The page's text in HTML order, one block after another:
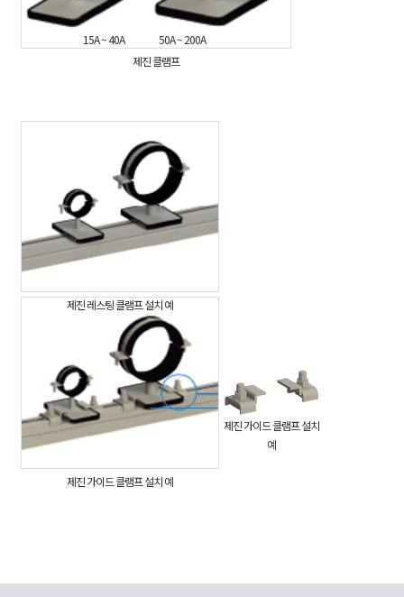
15A ~ 40A
50A ~ 200A
제진 클램프
제진 레스팅 클램프 설치 예
제진 가이드 클램프 설치 예
제진 가이드 클램프 설치
예